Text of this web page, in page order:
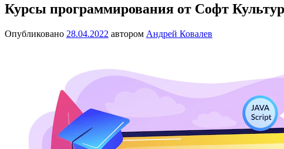
Курсы программирования от Софт
Опубликовано 28.04.2022 автором Андрей Ковалев